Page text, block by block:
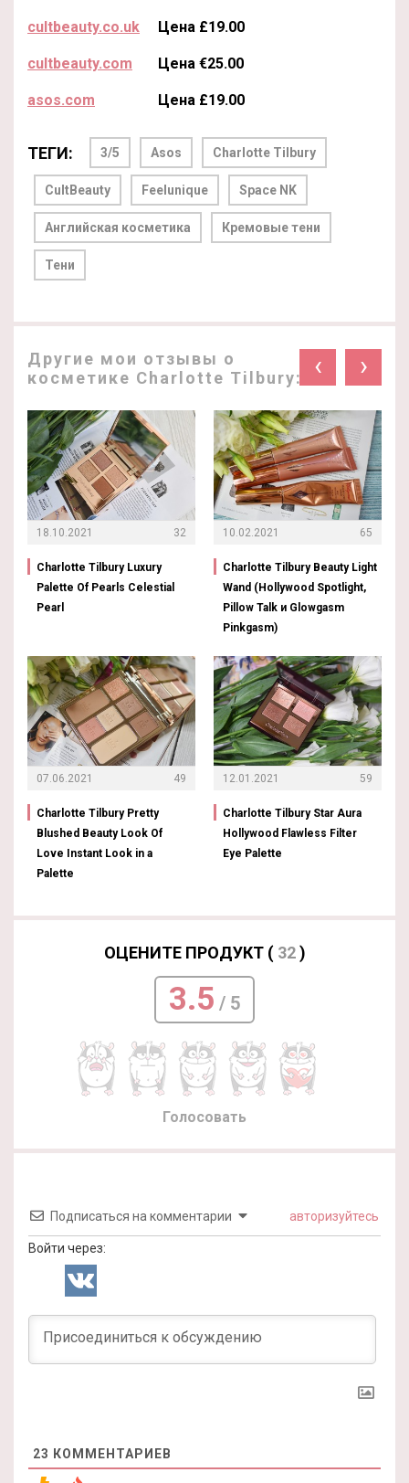
cultbeauty.co.uk Цена £19.00
cultbeauty.com Цена €25.00
asos.com Цена £19.00
ТЕГИ: 3/5 Asos Charlotte Tilbury
CultBeauty Feelunique Space NK
Английская косметика Кремовые тени
Тени
Другие мои отзывы о
косметике Charlotte Tilbury:
‹ ›
18.10.2021 32
Charlotte Tilbury Luxury
Palette Of Pearls Celestial
Pearl
07.06.2021 49
Charlotte Tilbury Pretty
Blushed Beauty Look Of
Love Instant Look in a
Palette
10.02.2021 65
Charlotte Tilbury Beauty Light
Wand (Hollywood Spotlight,
Pillow Talk и Glowgasm
Pinkgasm)
12.01.2021 59
Charlotte Tilbury Star Aura
Hollywood Flawless Filter
Eye Palette
ОЦЕНИТЕ ПРОДУКТ ( 32)
3.5 / 5
Голосовать
Подписаться на комментарии авторизуйтесь
Войти через:
23 КОММЕНТАРИЕВ